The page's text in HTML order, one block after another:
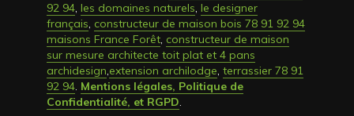
92 94, les domaines naturels, le designer
français, constructeur de maison bois 78 91 92 94
maisons France Forêt, constructeur de maison
sur mesure architecte toit plat et 4 pans
archidesign,extension archilodge, terrassier 78 91
92 94. Mentions légales, Politique de
Confidentialité, et RGPD.